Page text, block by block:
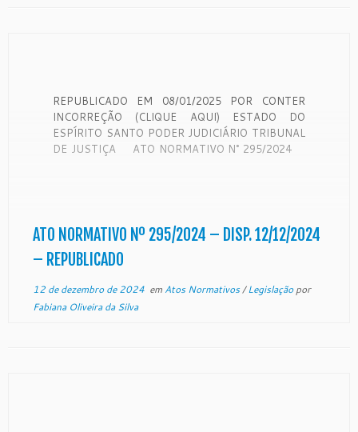
REPUBLICADO EM 08/01/2025 POR CONTER
INCORREÇÃO (CLIQUE AQUI) ESTADO DO
ESPÍRITO SANTO PODER JUDICIÁRIO TRIBUNAL
DE JUSTIÇA ATO NORMATIVO N° 295/2024
ATO NORMATIVO Nº 295/2024 – DISP. 12/12/2024
– REPUBLICADO
12 de dezembro de 2024em Atos Normativos/Legislaçãopor
Fabiana Oliveira da Silva